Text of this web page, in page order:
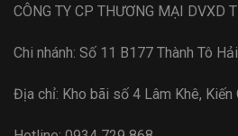
CÔNG TY CP THƯƠNG MẠI DVXD
Chi nhánh: Số 11 B177 Thành Tô
Địa chỉ: Kho bãi số 4 Lâm Khê, Kiến